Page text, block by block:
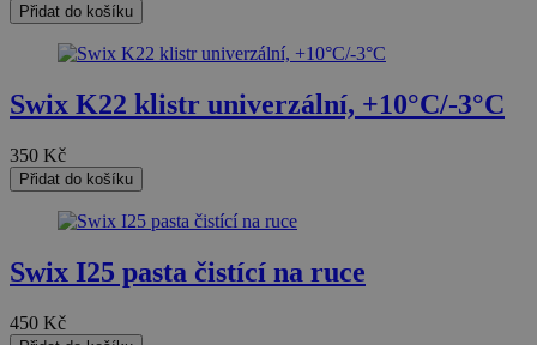
Přidat do košíku
Swix K22 klistr univerzální, +10°C/-3°C
350 Kč
Přidat do košíku
Swix I25 pasta čistící na ruce
450 Kč